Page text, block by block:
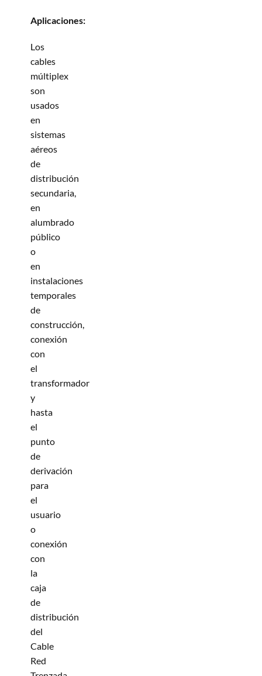
Aplicaciones:
Los
cables
múltiplex
son
usados
en
sistemas
aéreos
de
distribución
secundaria,
en
alumbrado
público
o
en
instalaciones
temporales
de
construcción,
conexión
con
el
transformador
y
hasta
el
punto
de
derivación
para
el
usuario
o
conexión
con
la
caja
de
distribución
del
Cable
Red